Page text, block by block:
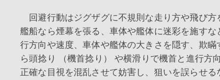
回避行動はジグザグに不規則な走り方や飛び方
艦船なら煙幕を張る、車体や艦体に迷彩を施すな
行方向や速度、車体や艦体の大きさを隠す、欺瞞
ら頭捻り （機首捻り） や横滑りで機首と進行方
正確な目視を混乱させて妨害し、狙いを誤らせる